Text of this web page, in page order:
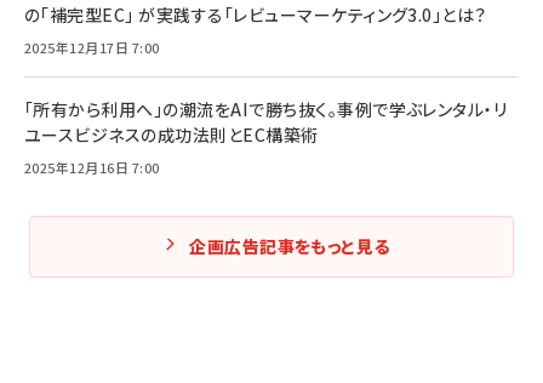
の「補完型EC」 が実践する「レビューマーケティング3.0」とは？
2025年12月17日 7:00
「所有から利用へ」の潮流をAIで勝ち抜く。事例で学ぶレンタル・リ
ユースビジネスの成功法則とEC構築術
2025年12月16日 7:00
企画広告記事をもっと見る